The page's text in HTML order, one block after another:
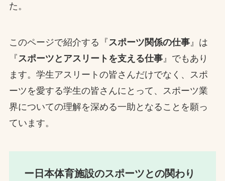
た。
このページで紹介する『 スポーツ関係の仕事』は
『 スポーツとアスリートを支える仕事』でもあり
ます。学生アスリートの皆さんだけでなく、スポ
ーツを愛する学生の皆さんにとって、スポーツ業
界についての理解を深める一助となることを願っ
ています。
ー日本体育施設のスポーツとの関わり